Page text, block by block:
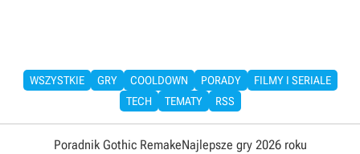
WSZYSTKIE GRY COOLDOWN PORADY
FILMY I SERIALE
TECH
TEMATY RSS
Poradnik Gothic RemakeNajlepsze gry 2026 roku